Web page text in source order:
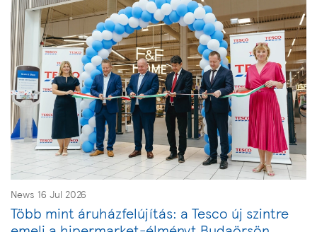
News 16 Jul 2026
Több mint áruházfelújítás: a Tesco új szintre